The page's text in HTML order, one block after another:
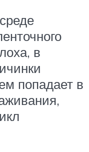
в
попадает в